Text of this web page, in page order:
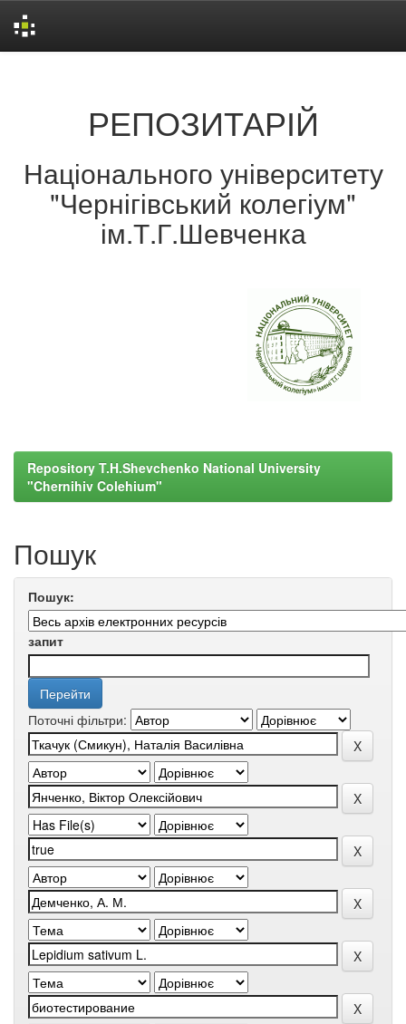
РЕПОЗИТАРІЙ
Національного університету
"Чернігівський колегіум"
ім.Т.Г.Шевченка
Repository T.H.Shevchenko National University
"Chernihiv Colehium"
Пошук
Пошук:
запит
Поточні фільтри: